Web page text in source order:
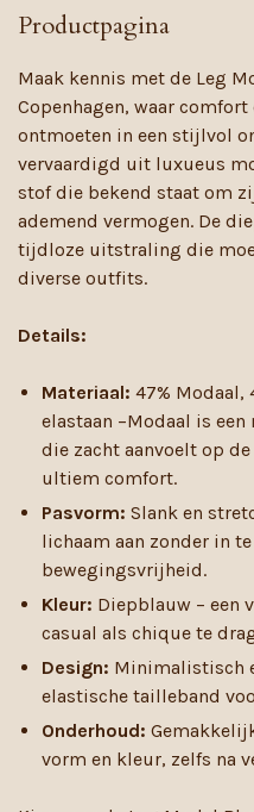
Productpagina
Maak kennis met de Leg
Copenhagen, waar
ontmoeten in een stijlvol
vervaardigd uit luxueus
stof die bekend staat om
ademend vermogen. De
tijdloze uitstraling die
diverse outfits.
Details:
Materiaal: 47% Modaal,
elastaan –Modaal is
die zacht aanvoelt op
ultiem comfort.
Pasvorm: Slank en
lichaam aan zonder in
bewegingsvrijheid.
Kleur: Diepblauw – een
casual als chique te
Design: Minimalistisch
elastische tailleband
Onderhoud:
vorm en kleur, zelfs na